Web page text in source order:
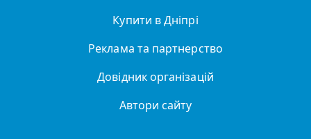
Купити в Дніпрі
Реклама та партнерство
Довідник організацій
Автори сайту